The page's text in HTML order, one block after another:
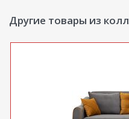
Другие товары из